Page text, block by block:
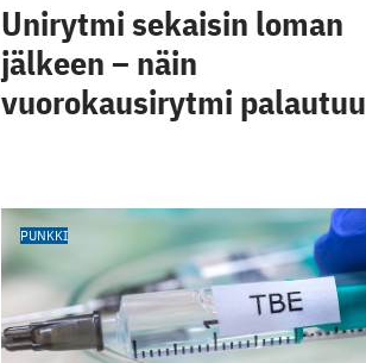
Unirytmi sekaisin loman
jälkeen – näin
vuorokausirytmi palautuu
PUNKKI